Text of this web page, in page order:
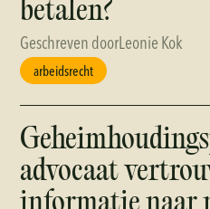
betalen?
Geschreven doorLeonie Kok
arbeidsrecht
advocaat